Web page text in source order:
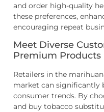
and order high-quality
these preferences,
encouraging repeat
Meet Diverse
Premium Products
Retailers in the
market can significantly
consumer trends. By
and buy tobacco